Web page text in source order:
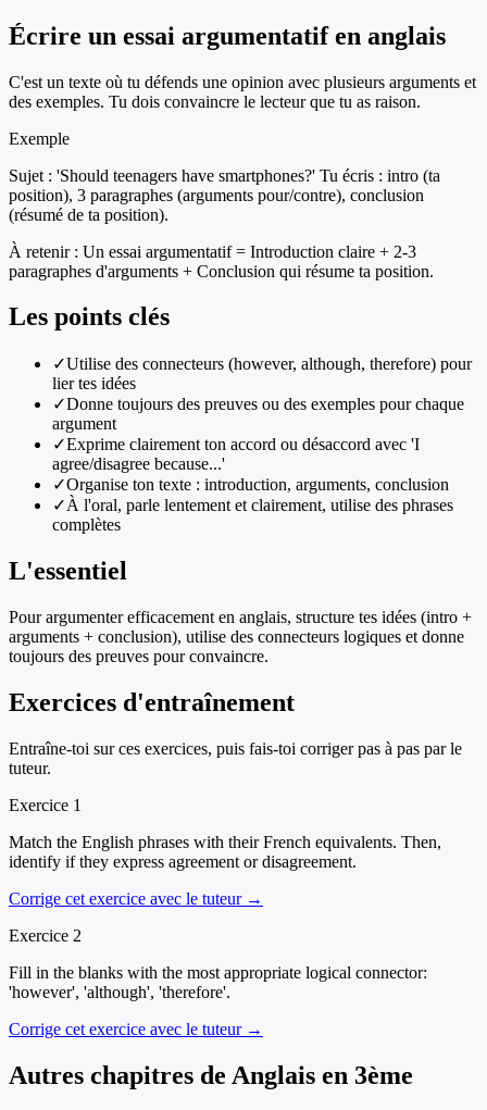
Écrire un essai argumentatif en anglais
C'est un texte où tu défends une opinion avec plusieurs arguments et
des exemples. Tu dois convaincre le lecteur que tu as raison.
Exemple
Sujet : 'Should teenagers have smartphones?' Tu écris : intro (ta
position), 3 paragraphes (arguments pour/contre), conclusion
(résumé de ta position).
À retenir : Un essai argumentatif = Introduction claire + 2-3
paragraphes d'arguments + Conclusion qui résume ta position.
Les points clés
✓Utilise des connecteurs (however, although, therefore) pour
lier tes idées
✓Donne toujours des preuves ou des exemples pour chaque
argument
✓Exprime clairement ton accord ou désaccord avec 'I
agree/disagree because...'
✓Organise ton texte : introduction, arguments, conclusion
✓À l'oral, parle lentement et clairement, utilise des phrases
complètes
L'essentiel
Pour argumenter efficacement en anglais, structure tes idées (intro +
arguments + conclusion), utilise des connecteurs logiques et donne
toujours des preuves pour convaincre.
Exercices d'entraînement
Entraîne-toi sur ces exercices, puis fais-toi corriger pas à pas par le
tuteur.
Exercice 1
Match the English phrases with their French equivalents. Then,
identify if they express agreement or disagreement.
Corrige cet exercice avec le tuteur →
Exercice 2
Fill in the blanks with the most appropriate logical connector:
'however', 'although', 'therefore'.
Corrige cet exercice avec le tuteur →
Autres chapitres de Anglais en 3ème